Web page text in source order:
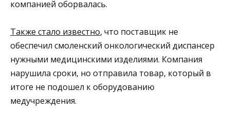
компанией оборвалась.
Также стало известно, что поставщик не
обеспечил смоленский онкологический диспансер
нужными медицинскими изделиями. Компания
нарушила сроки, но отправила товар, который в
итоге не подошел к оборудованию
медучреждения.